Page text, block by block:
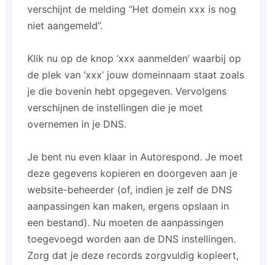
verschijnt de melding “Het domein xxx is nog
niet aangemeld”.
Klik nu op de knop ‘xxx aanmelden’ waarbij op
de plek van ‘xxx’ jouw domeinnaam staat zoals
je die bovenin hebt opgegeven. Vervolgens
verschijnen de instellingen die je moet
overnemen in je DNS.
Je bent nu even klaar in Autorespond. Je moet
deze gegevens kopieren en doorgeven aan je
website-beheerder (of, indien je zelf de DNS
aanpassingen kan maken, ergens opslaan in
een bestand). Nu moeten de aanpassingen
toegevoegd worden aan de DNS instellingen.
Zorg dat je deze records zorgvuldig kopieert,